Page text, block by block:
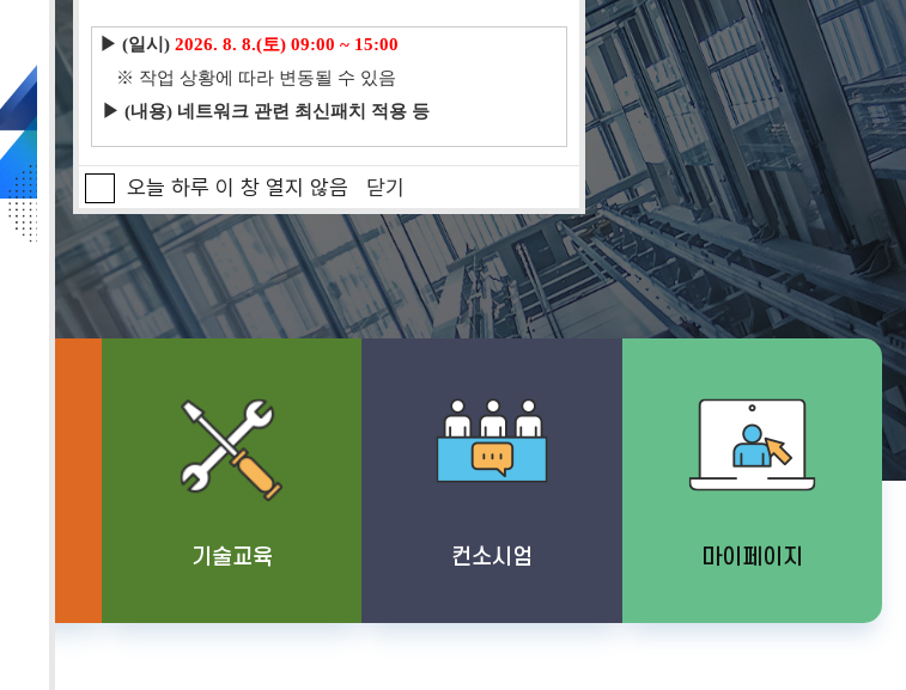
▶ (일시) 2026. 8. 8.(토) 09:00 ~ 15:00
※ 작업 상황에 따라 변동될 수 있음
▶ (내용) 네트워크 관련 최신패치 적용 등
오늘 하루 이 창 열지 않음 닫기
교육소개
과정안내
교육소개
교육신청
램)
공지사항
자료실
Q&A
FAQ
안전이용웹툰
업체구인
기술교육
교육소개
과정안내
컨소시엄
과정안내
마이페이지
영수증 출력
안전관리자 선임,